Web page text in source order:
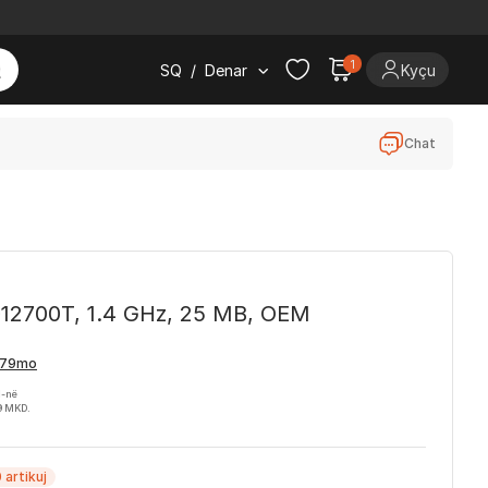
SQ / Denar 1 Kyçu
Chat
1.4 GHz, 25 MB, OEM
në
MKD.
artikuj